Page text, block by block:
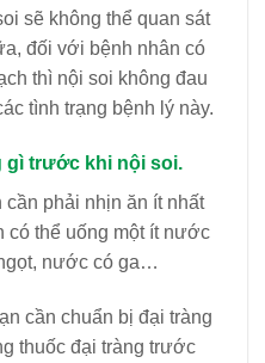
sẽ không thể quan sát
đối với bệnh nhân có
thì nội soi không đau
tình trạng bệnh lý này.
gì trước khi nội soi.
phải nhịn ăn ít nhất
có thể uống một ít nước
nước có ga…
cần chuẩn bị đại tràng
thuốc đại tràng trước